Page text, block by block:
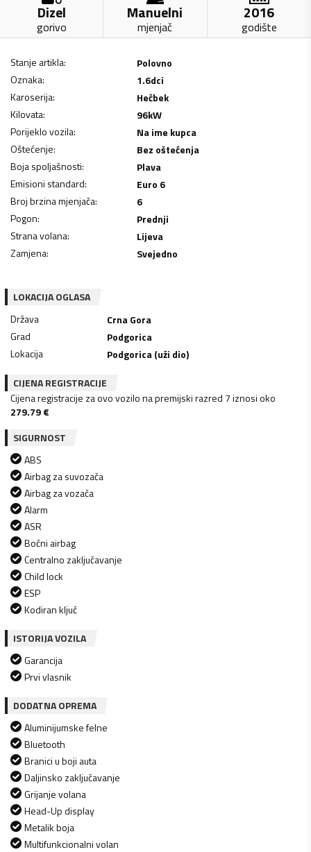
Dizel
gorivo
Manuelni
mjenjač
2016
godište
Stanje artikla:
Polovno
Oznaka:
1.6dci
Karoserija:
Hečbek
Kilovata: 96kW
Porijeklo vozila:
Na ime kupca
Oštećenje:
Bez oštećenja
Boja spoljašnosti:
Plava
Emisioni standard:
Euro 6
Broj brzina mjenjača:
6
Pogon:
Prednji
Strana volana:
Lijeva
Zamjena: Svejedno
LOKACIJA OGLASA
Država
Crna Gora
Grad
Podgorica
Lokacija
Podgorica (uži dio)
CIJENA REGISTRACIJE
Cijena registracije za ovo vozilo na premijski razred 7 iznosi oko
279.79€
SIGURNOST
ABS
Airbag za suvozača
Airbag za vozača
Alarm
ASR
Bočni airbag
Centralno zaključavanje
Child lock
ESP
Kodiran ključ
ISTORIJA VOZILA
Garancija
Prvi vlasnik
DODATNA OPREMA
Aluminijumske felne
Bluetooth
Branici u boji auta
Daljinsko zaključavanje
Grijanje volana
Head-Up display
Metalik boja
Multifunkcionalni volan